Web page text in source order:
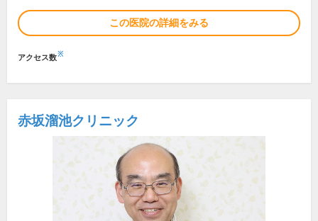
この医院の詳細をみる
アクセス数※
赤坂溜池クリニック